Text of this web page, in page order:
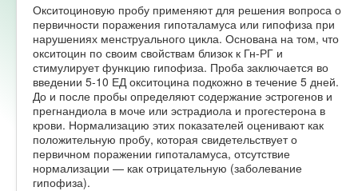
Заболевания
Диагностика
Лечение
Советы врача
Альтернативная медицина
Форум
Окситоциновую пробу применяют для решения вопроса о
первичности поражения гипоталамуса или гипофиза при
нарушениях менструального цикла. Основана на том, что
окситоцин по своим свойствам близок к Гн-РГ и
стимулирует функцию гипофиза. Проба заключается во
введении 5-10 ЕД окситоцина подкожно в течение 5 дней.
До и после пробы определяют содержание эстрогенов и
прегнандиола в моче или эстрадиола и прогестерона в
крови. Нормализацию этих показателей оценивают как
положительную пробу, которая свидетельствует о
первичном поражении гипоталамуса, отсутствие
нормализации — как отрицательную (заболевание
гипофиза).